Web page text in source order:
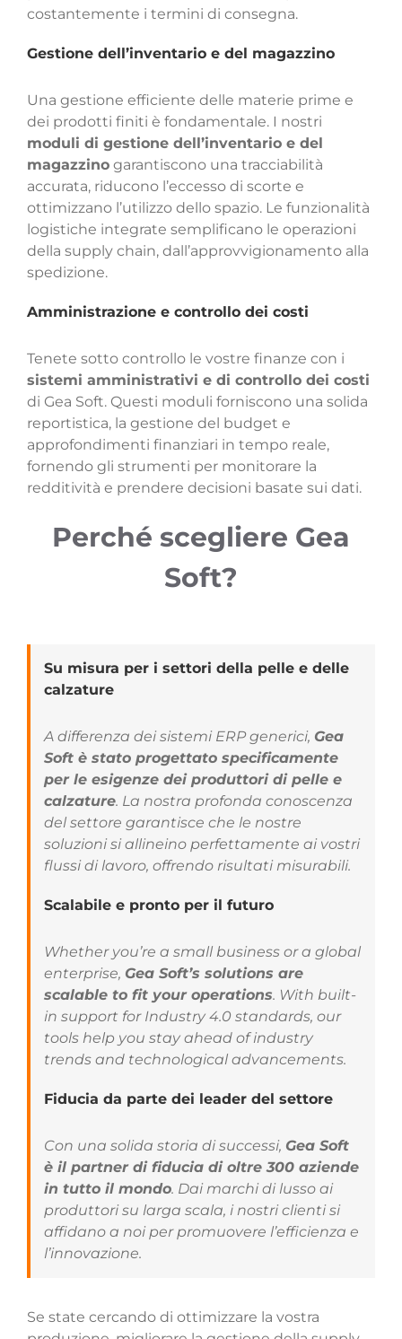
costantemente i termini di consegna.
Gestione dell’inventario e del magazzino
Una gestione efficiente delle materie prime e
dei prodotti finiti è fondamentale. I nostri
moduli di gestione dell’inventario e del
magazzinogarantiscono una tracciabilità
accurata, riducono l’eccesso di scorte e
ottimizzano l’utilizzo dello spazio. Le funzionalità
logistiche integrate semplificano le operazioni
della supply chain, dall’approvvigionamento alla
spedizione.
Amministrazione e controllo dei costi
Tenete sotto controllo le vostre finanze con i
sistemi amministrativi e di controllo dei costi
di Gea Soft. Questi moduli forniscono una solida
reportistica, la gestione del budget e
approfondimenti finanziari in tempo reale,
fornendo gli strumenti per monitorare la
redditività e prendere decisioni basate sui dati.
Perché scegliere Gea
Soft?
Su misura per i settori della pelle e delle
calzature
A differenza dei sistemi ERP generici, Gea
Soft è stato progettato specificamente
per le esigenze dei produttori di pelle e
calzature. La nostra profonda conoscenza
del settore garantisce che le nostre
soluzioni si allineino perfettamente ai vostri
flussi di lavoro, offrendo risultati misurabili.
Scalabile e pronto per il futuro
Whether you’re a small business or a global
enterprise, Gea Soft’s solutions are
scalable to fit your operations. With built-
in support for Industry 4.0 standards, our
tools help you stay ahead of industry
trends and technological advancements.
Fiducia da parte dei leader del settore
Con una solida storia di successi, Gea Soft
è il partner di fiducia di oltre 300 aziende
in tutto il mondo. Dai marchi di lusso ai
produttori su larga scala, i nostri clienti si
affidano a noi per promuovere l’efficienza e
l’innovazione.
Se state cercando di ottimizzare la vostra